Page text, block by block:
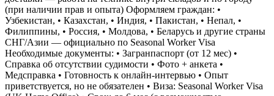
(при наличии прав и опыта) Оформляем граждан: •
Узбекистан, • Казахстан, • Индия, • Пакистан, • Непал, •
Филиппины, • Россия, • Молдова, • Беларусь и другие страны
СНГ/Азии — официально по Seasonal Worker Visa
Необходимые документы: • Загранпаспорт (от 12 мес) •
Справка об отсутствии судимости • Фото + анкета •
Медсправка • Готовность к онлайн-интервью • Опыт
приветствуется, но не обязателен • Виза: Seasonal Worker Visa